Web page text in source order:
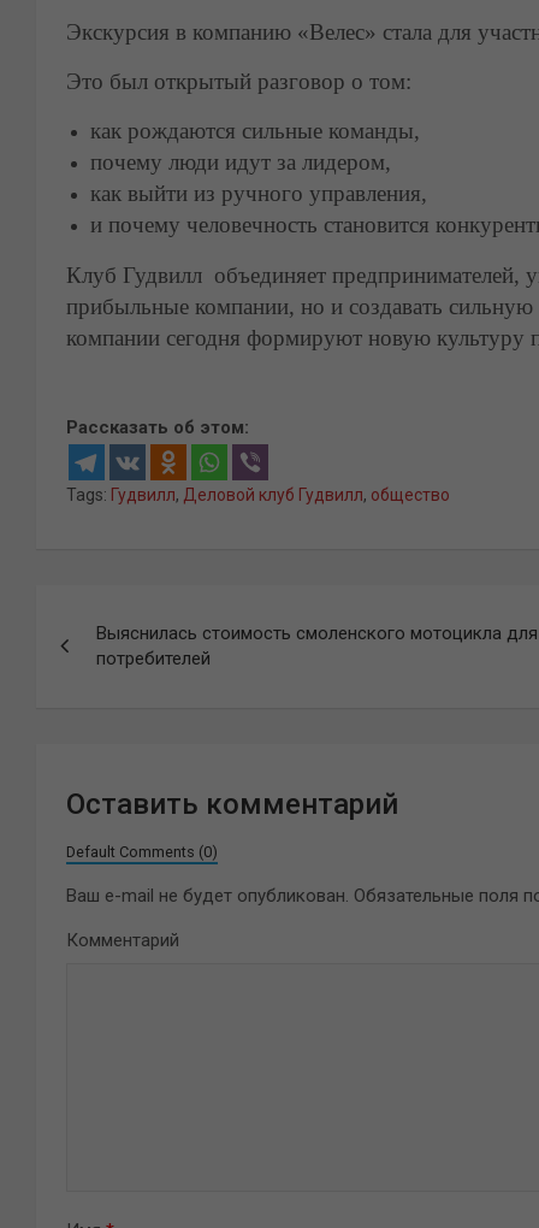
Экскурсия в компанию «Велес» стала для
Это был открытый разговор о том:
как рождаются сильные команды,
почему люди идут за лидером,
как выйти из ручного управления,
и почему человечность становится
Клуб Гудвилл объединяет предпринимателей,
прибыльные компании, но и создавать
компании сегодня формируют новую культуру
Рассказать об этом:
Tags: Гудвилл, Деловой клуб Гудвилл, общество
по
Выяснилась стоимость смоленского мотоцикла для
потребителей
Оставить комментарий
Default Comments (0)
Ваш e-mail не будет опубликован. Обязательные поля
Комментарий